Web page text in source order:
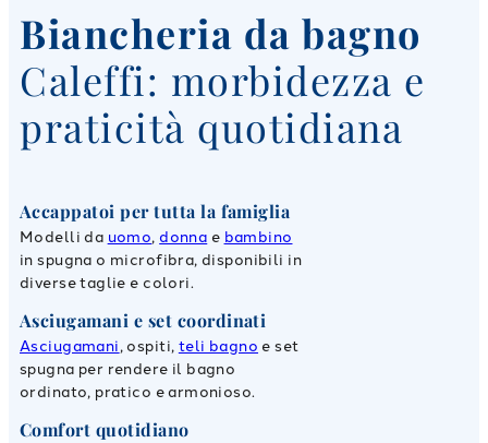
Biancheria da bagno
Caleffi: morbidezza e
praticità quotidiana
Accappatoi per tutta la famiglia
Modelli da uomo,donna e bambino
in spugna o microfibra, disponibili in
diverse taglie e colori.
Asciugamani e set coordinati
Asciugamani, ospiti, teli bagno e set
spugna per rendere il bagno
ordinato, pratico e armonioso.
Comfort quotidiano